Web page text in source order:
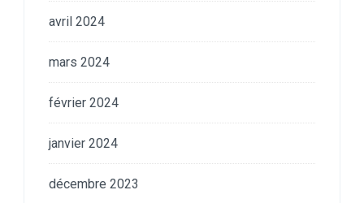
avril 2024
mars 2024
février 2024
janvier 2024
décembre 2023